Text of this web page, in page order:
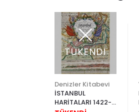
TÜKENDİ
Denizler Kitabevi
İSTANBUL
HARİTALARI 1422-